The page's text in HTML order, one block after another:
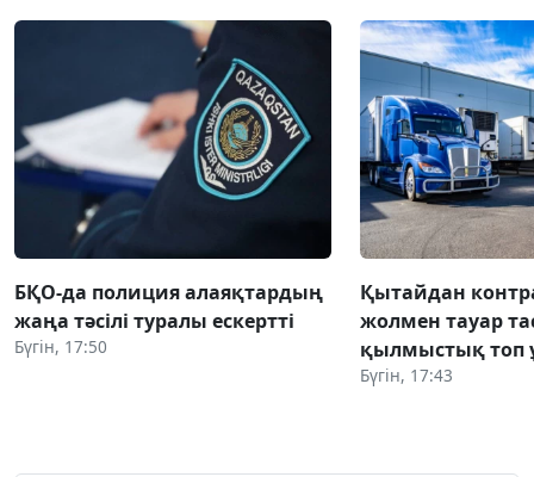
БҚО-да полиция алаяқтардың
жаңа тәсілі туралы ескертті
Бүгін, 17:50
Қытайдан
жолмен тауар
қылмыстық топ
Бүгін, 17:43